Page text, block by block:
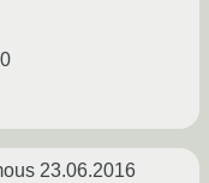
23.06.2016